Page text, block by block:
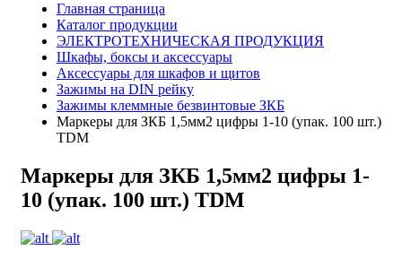
Главная страница
Каталог продукции
ЭЛЕКТРОТЕХНИЧЕСКАЯ ПРОДУКЦИЯ
Шкафы, боксы и аксессуары
Аксессуары для шкафов и щитов
Зажимы на DIN рейку
Зажимы клеммные безвинтовые ЗКБ
Маркеры для ЗКБ 1,5мм2 цифры 1-10 (упак. 100 шт.)
TDM
Маркеры для ЗКБ 1,5мм2 цифры 1-
10 (упак. 100 шт.) TDM